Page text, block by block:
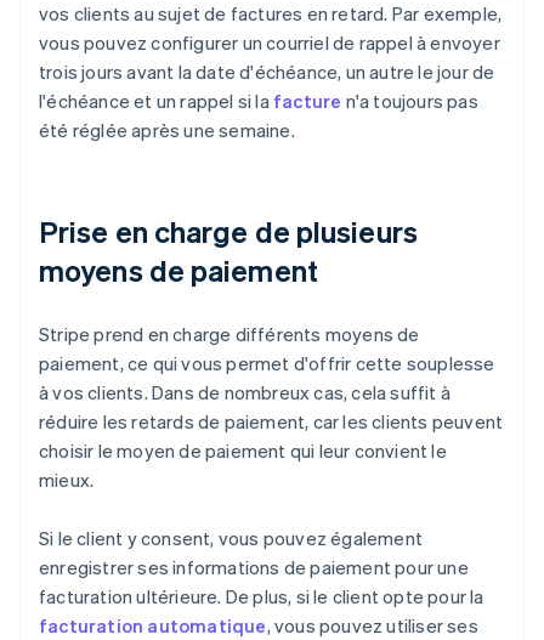
vos clients au sujet de factures en retard. Par exemple,
vous pouvez configurer un courriel de rappel à envoyer
trois jours avant la date d'échéance, un autre le jour de
l'échéance et un rappel si la facture n'a toujours pas
été réglée après une semaine.
Prise en charge de plusieurs
moyens de paiement
Stripe prend en charge différents moyens de
paiement, ce qui vous permet d'offrir cette souplesse
à vos clients. Dans de nombreux cas, cela suffit à
réduire les retards de paiement, car les clients peuvent
choisir le moyen de paiement qui leur convient le
mieux.
Si le client y consent, vous pouvez également
enregistrer ses informations de paiement pour une
facturation ultérieure. De plus, si le client opte pour la
facturation automatique, vous pouvez utiliser ses